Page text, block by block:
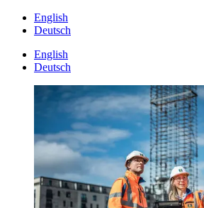
English
Deutsch
English
Deutsch